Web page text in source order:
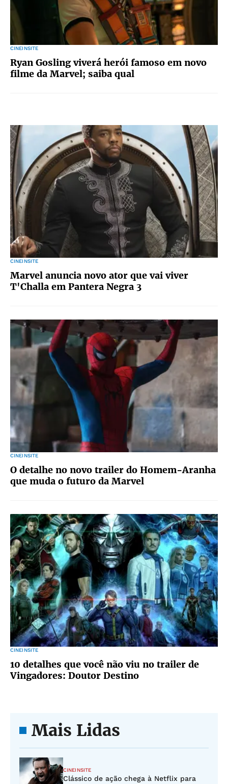
CINEINSITE
Ryan Gosling viverá herói famoso em novo
filme da Marvel; saiba qual
CINEINSITE
Marvel anuncia novo ator que vai viver
T'Challa em Pantera Negra 3
CINEINSITE
O detalhe no novo trailer do Homem-Aranha
que muda o futuro da Marvel
CINEINSITE
10 detalhes que você não viu no trailer de
Vingadores: Doutor Destino
Mais Lidas
CINEINSITE
Clássico de ação chega à Netflix para